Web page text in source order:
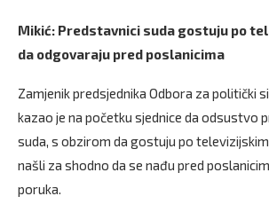
Mikić: Predstavnici suda gostuju po
da odgovaraju pred poslanicima
Zamjenik predsjednika Odbora za politički
kazao je na početku sjednice da odsustvo
suda, s obzirom da gostuju po
našli za shodno da se nađu pred
poruka.